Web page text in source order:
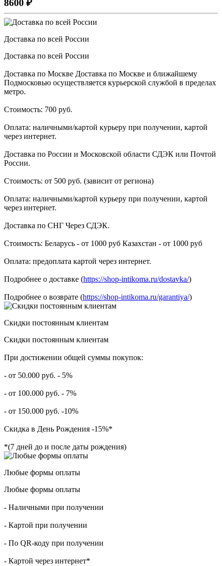
8600 ₽
Доставка по всей России
Доставка по всей России
Доставка по Москве Доставка по Москве и ближайшему
Подмосковью осуществляется курьерской службой в пределах
метро.
Стоимость: 700 руб.
Оплата: наличными/картой курьеру при получении, картой
через интернет.
Доставка по России и Московской области СДЭК или Почтой
России.
Стоимость: от 500 руб. (зависит от региона)
Оплата: наличными/картой курьеру при получении, картой
через интернет.
Доставка по СНГ Через СДЭК.
Стоимость: Беларусь - от 1000 руб Казахстан - от 1000 руб
Оплата: предоплата картой через интернет.
Подробнее о доставке (https://shop-intikoma.ru/dostavka/)
Подробнее о возврате (https://shop-intikoma.ru/garantiya/)
Скидки постоянным клиентам
Скидки постоянным клиентам
При достижении общей суммы покупок:
- от 50.000 руб. - 5%
- от 100.000 руб. - 7%
- от 150.000 руб. -10%
Скидка в День Рождения -15%*
*(7 дней до и после даты рождения)
Любые формы оплаты
Любые формы оплаты
- Наличными при получении
- Картой при получении
- По QR-коду при получении
- Картой через интернет*